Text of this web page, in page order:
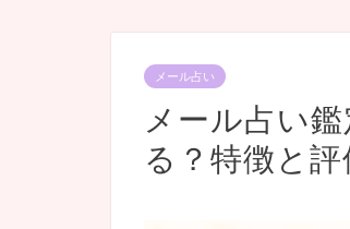
メール占い
メール占い
る？特徴と評